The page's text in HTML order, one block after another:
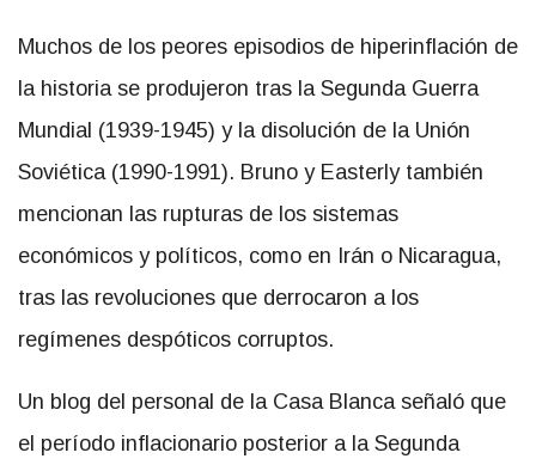
Muchos de los peores episodios de hiperinflación de
la historia se produjeron tras la Segunda Guerra
Mundial (1939-1945) y la disolución de la Unión
Soviética (1990-1991). Bruno y Easterly también
mencionan las rupturas de los sistemas
económicos y políticos, como en Irán o Nicaragua,
tras las revoluciones que derrocaron a los
regímenes despóticos corruptos.
Un blog del personal de la Casa Blanca señaló que
el período inflacionario posterior a la Segunda